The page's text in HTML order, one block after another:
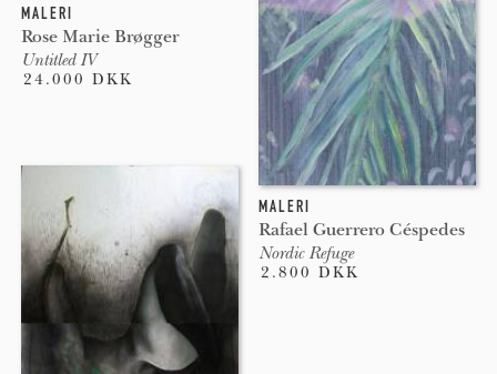
MALERI
Rose Marie Brøgger
Untitled IV
24.000 DKK
MALERI
Rafael Guerrero Céspedes
Nordic Refuge
2.800 DKK